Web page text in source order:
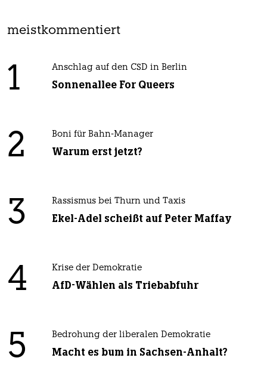
meistkommentiert
1 Anschlag auf den CSD in Berlin
Sonnenallee For Queers
2 Boni für Bahn-Manager
Warum erst jetzt?
3 Rassismus bei Thurn und Taxis
Ekel-Adel scheißt auf Peter Maffay
4 Krise der Demokratie
AfD-Wählen als Triebabfuhr
5 Bedrohung der liberalen Demokratie
Macht es bum in Sachsen-Anhalt?